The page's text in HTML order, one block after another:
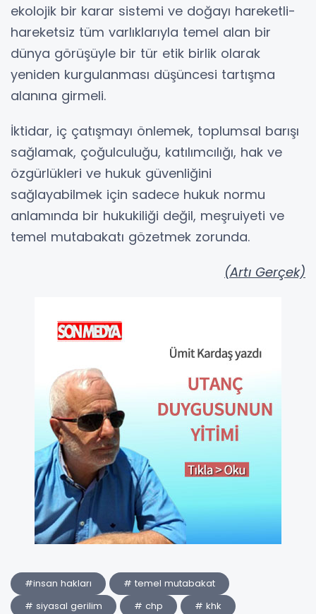
ekolojik bir karar sistemi ve doğayı hareketli-
hareketsiz tüm varlıklarıyla temel alan bir
dünya görüşüyle bir tür etik birlik olarak
yeniden kurgulanması düşüncesi tartışma
alanına girmeli.
İktidar, iç çatışmayı önlemek, toplumsal barışı
sağlamak, çoğulculuğu, katılımcılığı, hak ve
özgürlükleri ve hukuk güvenliğini
sağlayabilmek için sadece hukuk normu
anlamında bir hukukiliği değil, meşruiyeti ve
temel mutabakatı gözetmek zorunda.
(Artı Gerçek)
#insan hakları
# temel mutabakat
# siyasal gerilim
# chp # khk